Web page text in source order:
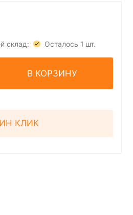
склад: Осталось 1 шт.
В КОРЗИНУ
КЛИК